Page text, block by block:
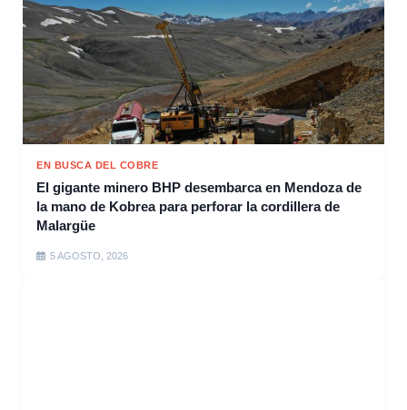
EN BUSCA DEL COBRE
El gigante minero BHP desembarca en Mendoza de
la mano de Kobrea para perforar la cordillera de
Malargüe
5 AGOSTO, 2026